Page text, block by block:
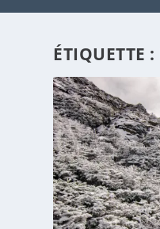
ÉTIQUETTE :